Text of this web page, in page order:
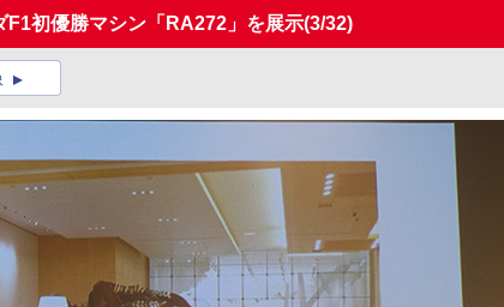
F1初優勝マシン「RA272」を展示(3/32)